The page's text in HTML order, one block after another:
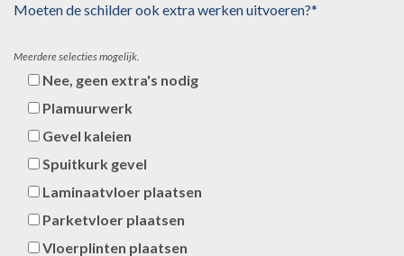
Moeten de schilder ook extra werken uitvoeren?*
Meerdere selecties mogelijk.
Nee, geen extra's nodig
Plamuurwerk
Gevel kaleien
Spuitkurk gevel
Laminaatvloer plaatsen
Parketvloer plaatsen
Vloerplinten plaatsen